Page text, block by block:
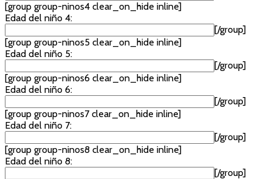
[group group-ninos4 clear_on_hide inline]
Edad del niño 4:
[/group]
[group group-ninos5 clear_on_hide inline]
Edad del niño 5:
[/group]
[group group-ninos6 clear_on_hide inline]
Edad del niño 6:
[/group]
[group group-ninos7 clear_on_hide inline]
Edad del niño 7:
[/group]
[group group-ninos8 clear_on_hide inline]
Edad del niño 8:
[/group]